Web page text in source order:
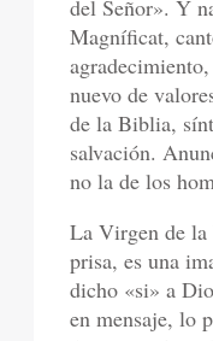
del Señor». Y
Magníficat,
nuevo de
de la Biblia,
salvación.
no la de los
La Virgen de
prisa, es una
dicho «si» a
en mensaje, lo